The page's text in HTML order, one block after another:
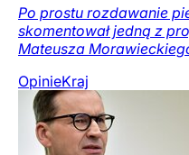
Po prostu rozdawanie
skomentował jedną z
Mateusza
OpinieKraj